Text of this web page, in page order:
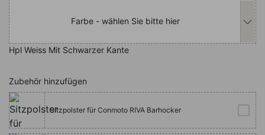
Farbe - wählen Sie bitte hier
Hpl Weiss Mit Schwarzer Kante
Zubehör hinzufügen
Sitzpolster für Conmoto RIVA Barhocker